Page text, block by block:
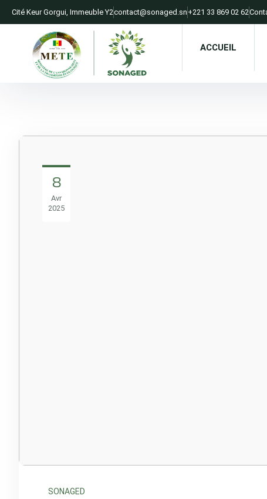
Cité Keur Gorgui, Immeuble Y2​contact@sonaged.sn​ +221 33 869 02 62​
ACCUEIL
8
Avr
2025
SONAGED